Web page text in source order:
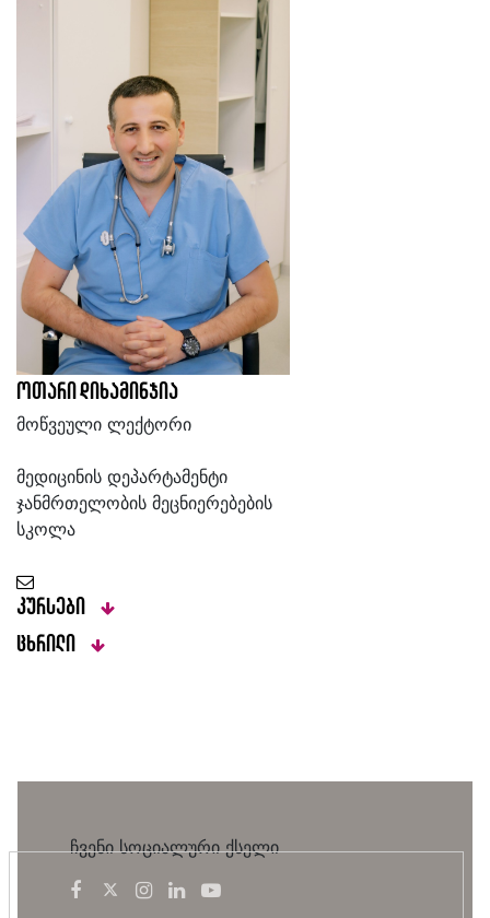
ოთარი დიხამინჯია
მოწვეული ლექტორი
მედიცინის დეპარტამენტი
ჯანმრთელობის მეცნიერებების
სკოლა
კურსები
ცხრილი
ჩვენი სოციალური ქსელი